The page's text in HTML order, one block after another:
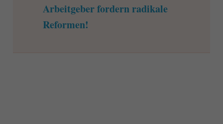
Arbeitgeber fordern radikale
Reformen!